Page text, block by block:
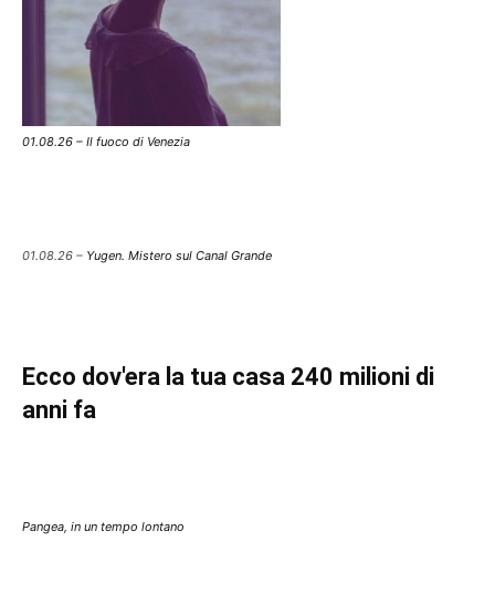
01.08.26 – Il fuoco di Venezia
01.08.26 – Yugen. Mistero sul Canal Grande
Ecco dov'era la tua casa 240 milioni di
anni fa
Pangea, in un tempo lontano